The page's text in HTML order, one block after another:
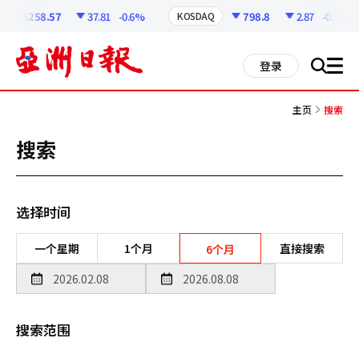
6258.57 37.81 -0.6% KOSDAQ 798.8 2.87 -0.36%
登录 搜 all
主页 搜索
搜索
选择时间
一个星期 1个月 6个月 直接搜索
搜索范围